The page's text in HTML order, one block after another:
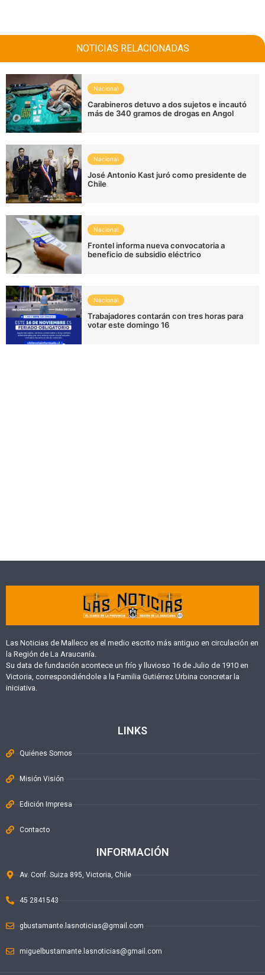
NOTICIAS RELACIONADAS
Nacional
Carabineros detuvo a dos sujetos e incautó
más de 340 gramos de drogas en Angol
Nacional
José Antonio Kast juró como presidente de
Chile
Nacional
Frontel informa nueva convocatoria a
beneficio de subsidio eléctrico
Nacional
Trabajadores contarán con tres horas para
votar este domingo 16
Las Noticias de Malleco es el medio escrito más antiguo en circulación en
la Región de La Araucanía.
Su data de fundación acontece un frío y lluvioso 16 de Julio de 1910 en
Victoria, correspondiéndole a la Familia Gutiérrez Urbina concretar la
iniciativa.
LINKS
Quiénes Somos
Misión Visión
Edición Impresa
Contacto
INFORMACIÓN
Av. Conf. Suiza 895, Victoria, Chile
45 2841543
gbustamante.lasnoticias@gmail.com
miguelbustamante.lasnoticias@gmail.com